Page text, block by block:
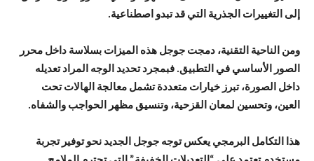
إلى التغييرات الجذرية التي قد تبدو اصطناعية.
ومن الناحية التقنية، دمجت جوجل هذه الميزات بسلاسة داخل محرر
الصور الأساسي في التطبيق. فبمجرد تحديد الوجه المراد تعديله
داخل الصورة، تبرز خيارات متعددة تشمل معالجة الهالات تحت
العين، وتحسين لمعان القزحية، وتنسيق مظهر الحواجب والشفاه.
هذا التكامل البرمجي يعكس توجه جوجل الجديد نحو توفير تجربة